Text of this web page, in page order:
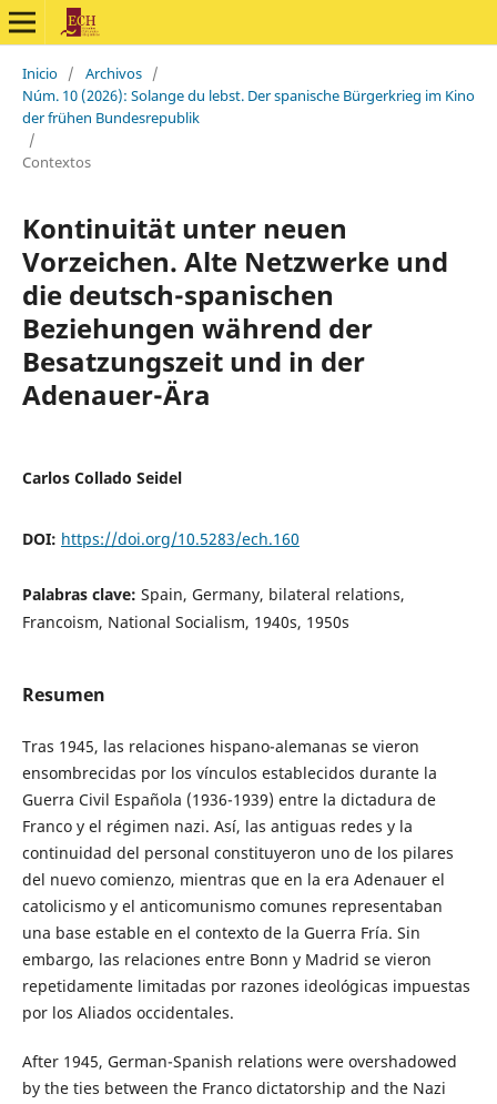
Inicio / Archivos /
Núm. 10 (2026): Solange du lebst. Der spanische Bürgerkrieg im Kino
der frühen Bundesrepublik
/
Contextos
Kontinuität unter neuen
Vorzeichen. Alte Netzwerke und
die deutsch-spanischen
Beziehungen während der
Besatzungszeit und in der
Adenauer-Ära
Carlos Collado Seidel
DOI: https://doi.org/10.5283/ech.160
Palabras clave: Spain, Germany, bilateral relations,
Francoism, National Socialism, 1940s, 1950s
Resumen
Tras 1945, las relaciones hispano-alemanas se vieron
ensombrecidas por los vínculos establecidos durante la
Guerra Civil Española (1936-1939) entre la dictadura de
Franco y el régimen nazi. Así, las antiguas redes y la
continuidad del personal constituye­ron uno de los pilares
del nuevo comienzo, mientras que en la era Adenauer el
catolicismo y el anticomunismo comunes representaban
una base estable en el contexto de la Guerra Fría. Sin
embargo, las relaciones entre Bonn y Madrid se vieron
repetidamente limitadas por razones ideológicas impuestas
por los Aliados occidentales.
After 1945, German-Spanish relations were overshadowed
by the ties between the Franco dictatorship and the Nazi